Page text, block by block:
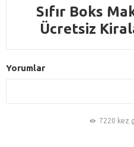
Sıfır Boks
Ücretsiz
Yorumlar
7220 kez